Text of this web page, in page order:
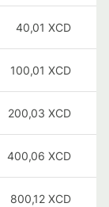
40,01 XCD
100,01 XCD
200,03 XCD
400,06 XCD
800,12 XCD